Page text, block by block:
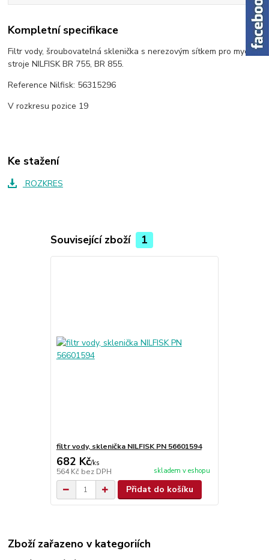
Kompletní specifikace
Filtr vody, šroubovatelná sklenička s nerezovým sítkem pro mycí
stroje NILFISK BR 755, BR 855.
Reference Nilfisk: 56315296
V rozkresu pozice 19
Ke stažení
ROZKRES
Související zboží 1
filtr vody, sklenička NILFISK PN 56601594
682 Kč/ks
564 Kč bez DPH skladem v eshopu
Přidat do košíku
Zboží zařazeno v kategoriích